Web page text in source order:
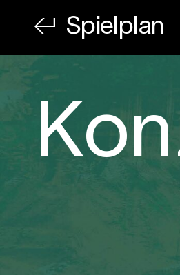
Spielplan